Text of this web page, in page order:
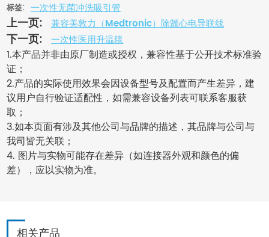
标签: 一次性无菌冲洗吸引管
上一页: 兼容美敦力（Medtronic）除颤心电导联线
下一页: 一次性医用升温毯
1.本产品并非由原厂制造或授权，兼容性基于公开技术标准验
证；
2.产品的实际使用效果会因设备型号及配置而产生差异，建
议用户自行验证适配性，如需兼容设备列表可联系客服获
取；
3.如本页面有涉及其他公司与品牌的描述，其品牌与公司与
我司皆无关联；
4. 图片与实物可能存在差异（如连接器外观和颜色的偏
差），应以实物为准。